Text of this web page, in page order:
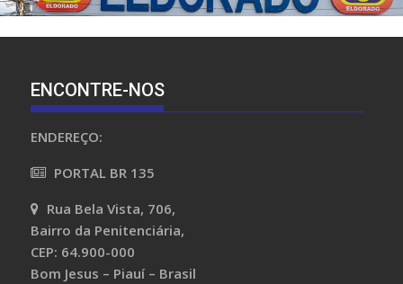
ENCONTRE-NOS
ENDEREÇO:
PORTAL BR 135
Rua Bela Vista, 706,
Bairro da Penitenciária,
CEP: 64.900-000
Bom Jesus – Piauí – Brasil